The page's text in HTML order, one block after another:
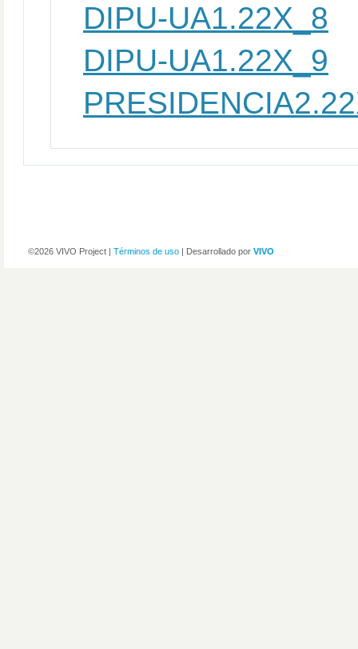
DIPU-UA1.22X_8
DIPU-UA1.22X_9
©2026 VIVO Project | Términos de uso | Desarrollado por VIVO